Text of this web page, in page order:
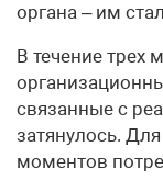
органа – им
В течение
связанные с
затянулось.
моментов